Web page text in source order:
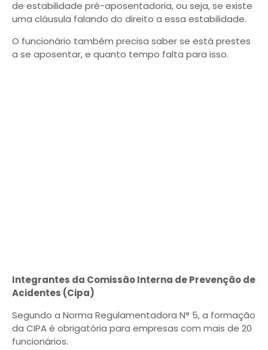
de estabilidade pré-aposentadoria, ou seja, se existe
uma cláusula falando do direito a essa estabilidade.
O funcionário também precisa saber se está prestes
a se aposentar, e quanto tempo falta para isso.
Integrantes da Comissão Interna de Prevenção de
Acidentes (Cipa)
Segundo a Norma Regulamentadora N° 5, a formação
da CIPA é obrigatória para empresas com mais de 20
funcionários.